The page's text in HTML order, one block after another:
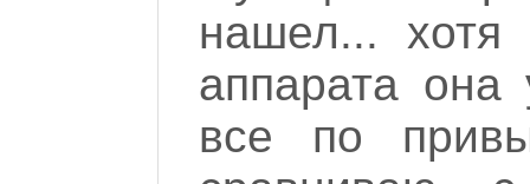
нашел... хотя
аппарата она
все по